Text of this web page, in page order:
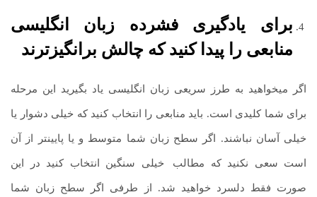
برای یادگیری فشرده زبان انگلیسی
منابعی را پیدا کنید که چالش برانگیزترند
اگر می­خواهید به طرز سریعی زبان انگلیسی یاد بگیرید این مرحله
برای شما کلیدی است. باید منابعی را انتخاب کنید که خیلی دشوار یا
خیلی آسان نباشند. اگر سطح زبان شما متوسط و یا پایین­تر از آن
است سعی نکنید که مطالب خیلی سنگین انتخاب کنید در این
صورت فقط دلسرد خواهید شد. از طرفی اگر سطح زبان شما